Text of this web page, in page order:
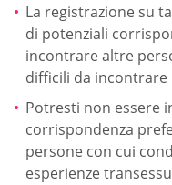
La registrazione su
di potenziali
incontrare altre
difficili da incontrare
Potresti non essere
corrispondenza
persone con cui
esperienze